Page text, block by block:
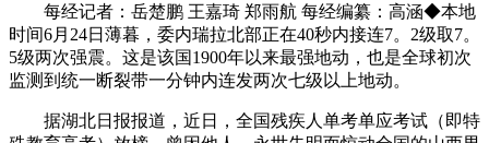
每经记者：岳楚鹏 王嘉琦 郑雨航 每经编纂：高涵◆本地
时间6月24日薄暮，委内瑞拉北部正在40秒内接连7。2级取7。
5级两次强震。这是该国1900年以来最强地动，也是全球初次
监测到统一断裂带一分钟内连发两次七级以上地动。
据湖北日报报道，近日，全国残疾人单考单应考试（即特